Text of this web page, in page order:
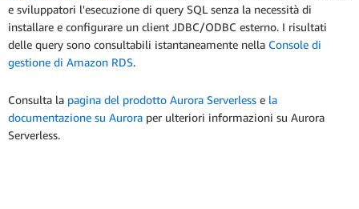
e sviluppatori l'esecuzione di query SQL senza la necessità di
installare e configurare un client JDBC/ODBC esterno. I risultati
delle query sono consultabili istantaneamente nella Console di
gestione di Amazon RDS.
Consulta la pagina del prodotto Aurora Serverless e la
documentazione su Aurora per ulteriori informazioni su Aurora
Serverless.